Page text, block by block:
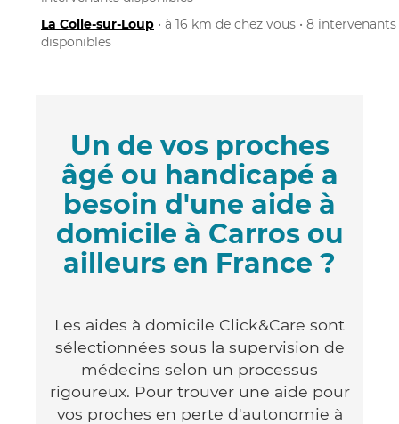
La Colle-sur-Loup • à 16 km de chez vous • 8 intervenants
disponibles
Un de vos proches
âgé ou handicapé a
besoin d'une aide à
domicile à Carros ou
ailleurs en France ?
Les aides à domicile Click&Care sont
sélectionnées sous la supervision de
médecins selon un processus
rigoureux. Pour trouver une aide pour
vos proches en perte d'autonomie à